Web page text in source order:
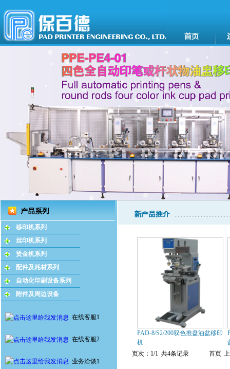
移印机系列
丝印机系列
烫金机系列
配件及耗材系列
自动化印刷设备系列
附件及周边设备
在线客服1
在线客服2
业务洽谈1
PAD-8/S2/200双色推盘油盆移印
机
页次：1/1 共4条记录
首页